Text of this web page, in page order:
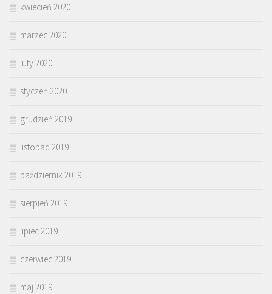
kwiecień 2020
marzec 2020
luty 2020
styczeń 2020
grudzień 2019
listopad 2019
październik 2019
sierpień 2019
lipiec 2019
czerwiec 2019
maj 2019